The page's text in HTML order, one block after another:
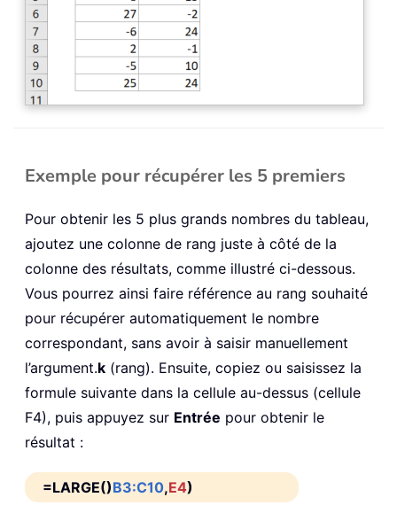
Exemple pour récupérer les 5 premiers
Pour obtenir les 5 plus grands nombres du tableau,
ajoutez une colonne de rang juste à côté de la
colonne des résultats, comme illustré ci-dessous.
Vous pourrez ainsi faire référence au rang souhaité
pour récupérer automatiquement le nombre
correspondant, sans avoir à saisir manuellement
l’argument.k (rang). Ensuite, copiez ou saisissez la
formule suivante dans la cellule au-dessus (cellule
F4), puis appuyez sur Entrée pour obtenir le
résultat :
=LARGE()B3:C10,E4)